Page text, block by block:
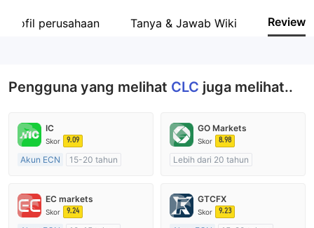
Karyawan perusahaan
Profil perusahaan Tanya & Jawab Wiki Review
Pengguna yang melihat CLC juga melihat..
IC
Skor 9.09
Akun ECN
15-20 tahun
Market Maker (MM)
Lisensi Penuh MT4
GO Markets
Skor 8.98
Lebih dari 20 tahun
Market Maker (MM)
cTrader
EC markets
Skor 9.24
GTCFX
Skor 9.23